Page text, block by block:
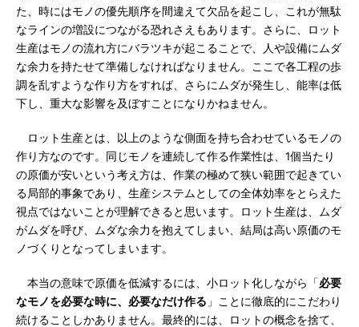
た、時にはモノの優先順序を間違えて欠品を起こし、これが無駄
なラインの増設につながる恐れさえもあります。さらに、ロット
生産はモノの流れ方にバラツキが起こることで、人や設備にムダ
な余力を持たせて準備しなければなりません。ここで各工程の歩
調を乱すような作り方をすれば、さらにムダが発生し、能率は低
下し、重大な影響を及ぼすことになりかねません。
ロット生産とは、以上のような側面を持ち合わせているモノの
作り方なのです。同じモノを連続して作る作業性は、1個当たり
の原価が安いという考え方は、作業の極めて狭い範囲で起きてい
る局部的事象であり、生産システムとしての全体効率をとらえた
視点ではないことが理解できると思います。ロット生産は、ムダ
がムダを呼び、ムダな余力を抱えてしまい、結局は高い原価のモ
ノづくりとなってしまいます。
本当の意味で原価を低減するには、小ロット化しながら「必要
なモノを必要な時に、必要なだけ作る 」ことに徹底的にこだわり
続けることしかありません。最終的には、ロットの概念を捨て、